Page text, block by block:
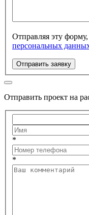
Отправляя эту
персональных
Отправить заявку
Отправить проект на
*
*